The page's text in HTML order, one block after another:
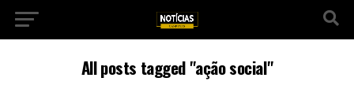
All posts tagged "ação social"